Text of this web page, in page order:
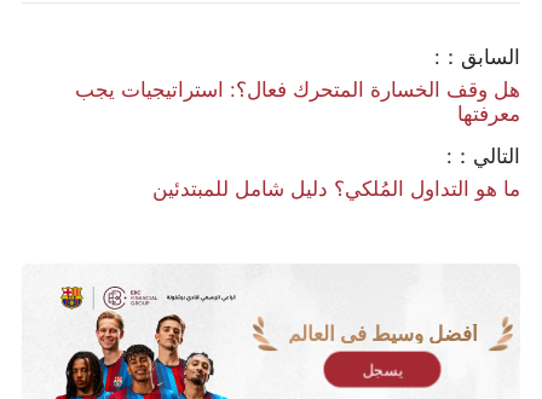
السابق：:
هل وقف الخسارة المتحرك فعال؟: استراتيجيات يجب
معرفتها
التالي：:
ما هو التداول المُلكي؟ دليل شامل للمبتدئين
أفضل وسيط في العالم
يسجل